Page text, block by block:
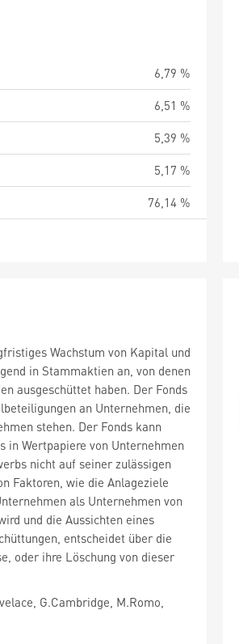
6,79 %
6,51 %
5,39 %
5,17 %
76,14 %
Wachstum von Kapital und
in Stammaktien an, von denen
ausgeschüttet haben. Der Fonds
an Unternehmen, die
stehen. Der Fonds kann
in Wertpapiere von Unternehmen
nicht auf seiner zulässigen
Faktoren, wie die Anlageziele
als Unternehmen von
und die Aussichten eines
entscheidet über die
oder ihre Löschung von dieser
G.Cambridge, M.Romo,